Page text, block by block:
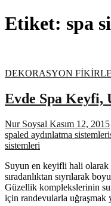
Etiket: spa
DEKORASYON
Evde Spa Keyfi,
Nur Soysal Kasım 12, 2015
spaled aydınlatma sistemleri
sistemleri
Suyun en keyifli hali olarak
sıradanlıktan sıyrılarak
Güzellik komplekslerinin
için randevularla